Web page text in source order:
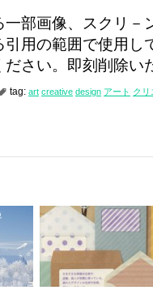
部画像、スクリ－
用の範囲で使用し
ださい。即刻削除い
tag: art creative design アート クリ